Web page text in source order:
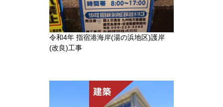
令和4年 指宿港海岸(湯の浜地区)護岸
(改良)工事